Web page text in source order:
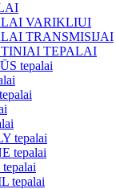
VARIKLIUI
TRANSMISIJAI
TEPALAI
tepalai
tepalai
tepalai
tepalai